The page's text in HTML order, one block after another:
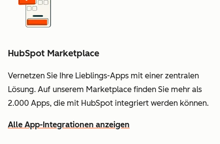
HubSpot Marketplace
Vernetzen Sie Ihre Lieblings-Apps mit einer zentralen
Lösung. Auf unserem Marketplace finden Sie mehr als
2.000 Apps, die mit HubSpot integriert werden können.
Alle App-Integrationen anzeigen